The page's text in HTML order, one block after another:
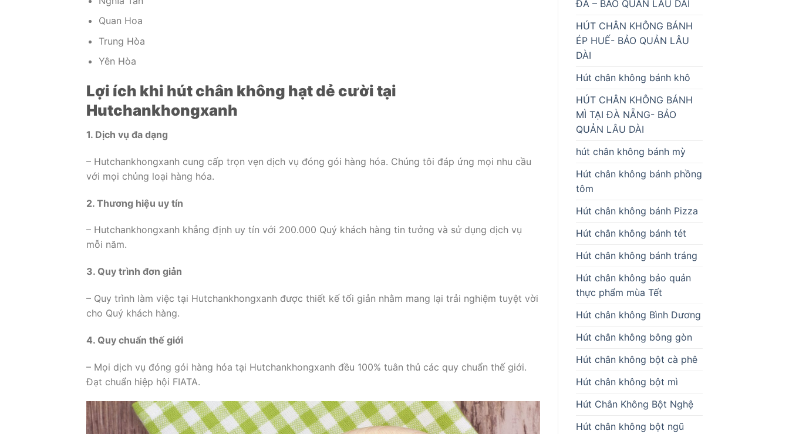
Quan Hoa
Trung Hòa
Yên Hòa
Lợi ích khi hút chân không hạt dẻ cười tại
Hutchankhongxanh
1. Dịch vụ đa dạng
– Hutchankhongxanh cung cấp trọn vẹn dịch vụ đóng gói hàng hóa. Chúng tôi đáp ứng mọi nhu cầu
với mọi chủng loại hàng hóa.
2. Thương hiệu uy tín
– Hutchankhongxanh khẳng định uy tín với 200.000 Quý khách hàng tin tưởng và sử dụng dịch vụ
mỗi năm.
3. Quy trình đơn giản
– Quy trình làm việc tại Hutchankhongxanh được thiết kế tối giản nhằm mang lại trải nghiệm tuyệt vời
cho Quý khách hàng.
4. Quy chuẩn thế giới
– Mọi dịch vụ đóng gói hàng hóa tại Hutchankhongxanh đều 100% tuân thủ các quy chuẩn thế giới.
Đạt chuẩn hiệp hội FIATA.
ĐA – BẢO QUẢN LÂU DÀI
HÚT CHÂN KHÔNG BÁNH
ÉP HUẾ- BẢO QUẢN LÂU
DÀI
Hút chân không bánh khô
HÚT CHÂN KHÔNG BÁNH
MÌ TẠI ĐÀ NẴNG- BẢO
QUẢN LÂU DÀI
hút chân không bánh mỳ
Hút chân không bánh phồng
tôm
Hút chân không bánh Pizza
Hút chân không bánh tét
Hút chân không bánh tráng
Hút chân không bảo quản
thực phẩm mùa Tết
Hút chân không Bình Dương
Hút chân không bông gòn
Hút chân không bột cà phê
Hút chân không bột mì
Hút Chân Không Bột Nghệ
Hút chân không bột ngũ